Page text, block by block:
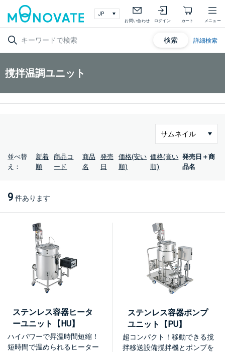
お問い合わせ ログイン カート メニュー
検索 詳細検索
撹拌温調ユニット
並べ替
え：
新着
順
商品コ
ード
商品
名
発売
日
価格(安い
順)
価格(高い
順)
発売日＋商
品名
9 件あります
ステンレス容器ヒータ
ーユニット【HU】
ハイパワーで昇温時間短縮！
短時間で温められるヒーター
ステンレス容器ポンプ
ユニット【PU】
超コンパクト！移動できる撹
拌移送設備撹拌機とポンプを